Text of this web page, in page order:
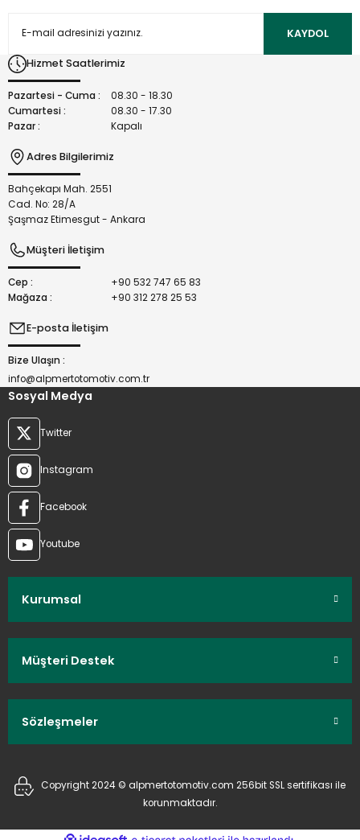
Ürün açıklamasında eksik bilgiler bulunuyor.
Bu ürüne benzer farklı alternatifler olmalı.
KAYDOL
Hizmet Saatlerimiz
Pazartesi - Cuma :
08.30 - 18.30
Cumartesi :
08.30 - 17.30
Pazar :
Kapalı
Adres Bilgilerimiz
Bahçekapı Mah. 2551
Cad. No: 28/A
Şaşmaz Etimesgut - Ankara
Müşteri İletişim
Cep :
+90 532 747 65 83
Mağaza :
+90 312 278 25 53
E-posta İletişim
Bize Ulaşın :
info@alpmertotomotiv.com.tr
Sosyal Medya
Twitter
Instagram
Facebook
Youtube
Kurumsal
Müşteri Destek
Sözleşmeler
Copyright 2024 © alpmertotomotiv.com 256bit SSL sertifikası ile
korunmaktadır.